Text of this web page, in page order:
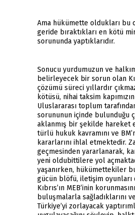
Ama hükümette oldukları bu
geride bıraktıkları en kötü
sorununda yaptıklarıdır.
Sonucu yurdumuzun ve
belirleyecek bir sorun olan
çözümü süreci yıllardır
kötüsü, nihai taksim
Uluslararası toplum
sorununun içinde bulunduğu
aklanmış bir şekilde hareket
türlü hukuk kavramını ve
kararlarını ihlal etmektedir.
geçmesinden yararlanarak,
yeni oldubittilere yol
yaşanırken, hükümettekiler
gücün blöfü, iletişim oyunları
Kıbrıs’ın MEB’inin
buluşmalarla sağladıklarını
Türkiye’yi zorlayacak